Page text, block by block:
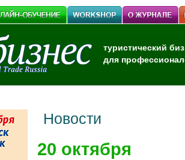
туристический
для
Новости
20 октября